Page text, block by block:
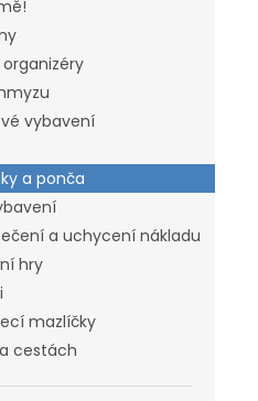
vybavení
a ponča
a uchycení nákladu
hry
mazlíčky
cestách